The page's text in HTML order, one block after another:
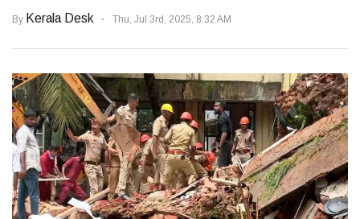
By Kerala Desk Thu, Jul 3rd, 2025, 8:32 AM